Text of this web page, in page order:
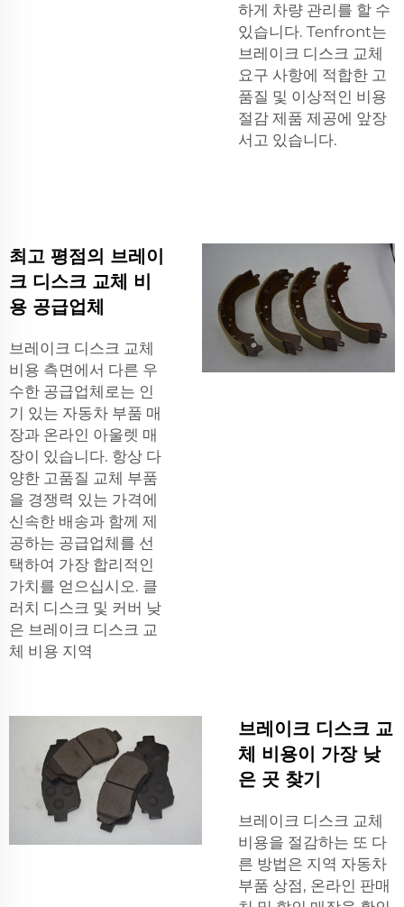
하게 차량 관리를 할 수
있습니다. Tenfront는
브레이크 디스크 교체
요구 사항에 적합한 고
품질 및 이상적인 비용
절감 제품 제공에 앞장
서고 있습니다.
최고 평점의 브레이
크 디스크 교체 비
용 공급업체
브레이크 디스크 교체
비용 측면에서 다른 우
수한 공급업체로는 인
기 있는 자동차 부품 매
장과 온라인 아울렛 매
장이 있습니다. 항상 다
양한 고품질 교체 부품
을 경쟁력 있는 가격에
신속한 배송과 함께 제
공하는 공급업체를 선
택하여 가장 합리적인
가치를 얻으십시오. 클
러치 디스크 및 커버 낮
은 브레이크 디스크 교
체 비용 지역
브레이크 디스크 교
체 비용이 가장 낮
은 곳 찾기
브레이크 디스크 교체
비용을 절감하는 또 다
른 방법은 지역 자동차
부품 상점, 온라인 판매